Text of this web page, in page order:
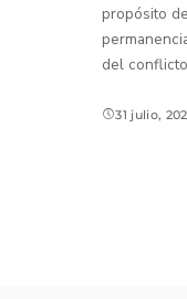
propósito
del
31 julio,